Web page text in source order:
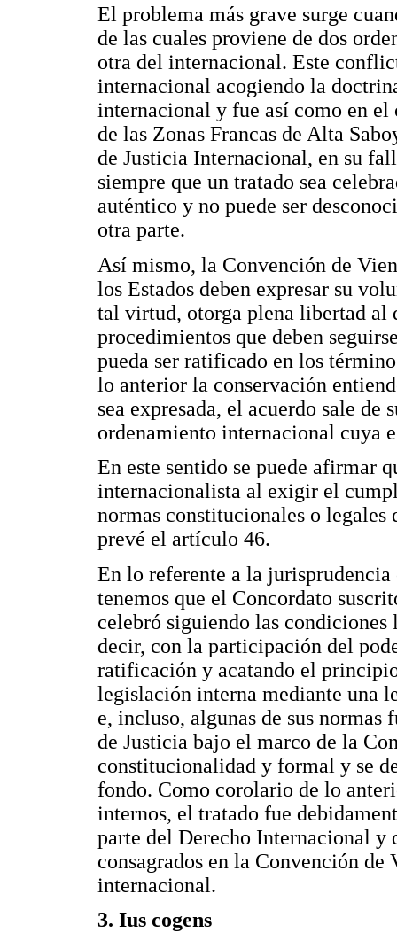
El problema más grave surge
de las cuales proviene de dos
otra del internacional. Este
internacional acogiendo la
internacional y fue así como en
de las Zonas Francas de Alta
de Justicia Internacional, en su
siempre que un tratado sea
auténtico y no puede ser
otra parte.
Así mismo, la Convención de
los Estados deben expresar su
tal virtud, otorga plena libertad al
procedimientos que deben
pueda ser ratificado en los
lo anterior la conservación
sea expresada, el acuerdo sale
ordenamiento internacional cuya
En este sentido se puede afirmar
internacionalista al exigir el
normas constitucionales o
prevé el artículo 46.
En lo referente a la
tenemos que el Concordato
celebró siguiendo las condiciones
decir, con la participación del
ratificación y acatando el
legislación interna mediante una
e, incluso, algunas de sus normas
de Justicia bajo el marco de la
constitucionalidad y formal y se
fondo. Como corolario de lo
internos, el tratado fue
parte del Derecho Internacional y
consagrados en la Convención
internacional.
3. Ius cogens